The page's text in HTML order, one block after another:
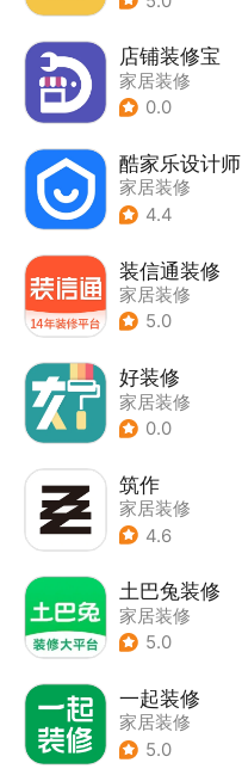
店铺装修宝
家居装修
0.0
酷家乐设计师
家居装修
4.4
装信通装修
家居装修
5.0
好装修
家居装修
0.0
筑作
家居装修
4.6
土巴兔装修
家居装修
5.0
一起装修
家居装修
5.0